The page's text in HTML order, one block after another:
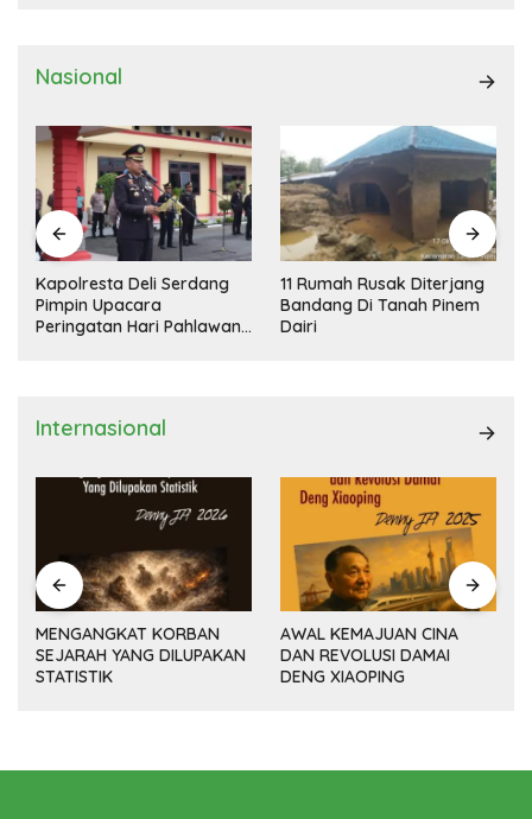
Nasional
Kapolresta Deli Serdang
Pimpin Upacara
Peringatan Hari Pahlawan
11 Rumah Rusak Diterjang
Bandang Di Tanah Pinem
Dairi
Internasional
MENGANGKAT KORBAN
SEJARAH YANG DILUPAKAN
STATISTIK
AWAL KEMAJUAN CINA
DAN REVOLUSI DAMAI
DENG XIAOPING